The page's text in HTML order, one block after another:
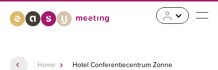
Home Hotel Conferentiecentrum Zonne